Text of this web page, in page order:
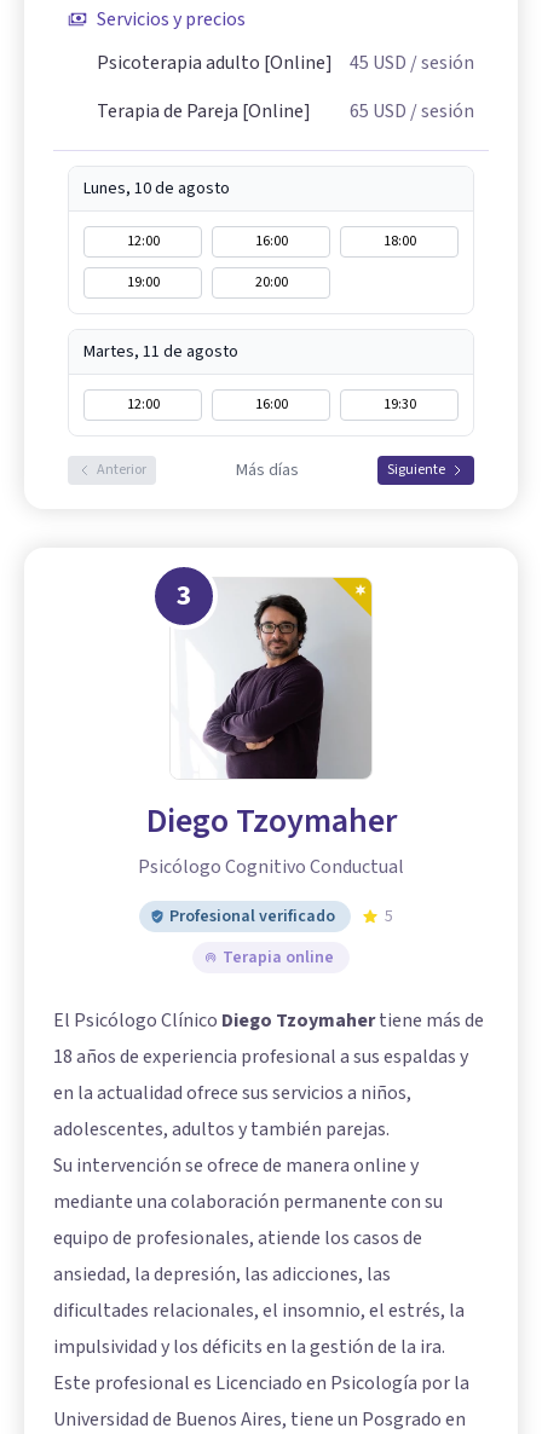
Servicios y precios
Psicoterapia adulto [Online]
45 USD / sesión
Terapia de Pareja [Online]
65 USD / sesión
Lunes, 10 de agosto
12:00 16:00
18:00
19:00
20:00
Martes, 11 de agosto
12:00 16:00 19:30
Anterior Más días Siguiente
3
Diego Tzoymaher
Psicólogo Cognitivo Conductual
Profesional verificado
5
Terapia online
El Psicólogo Clínico Diego Tzoymahertiene más de
18 años de experiencia profesional a sus espaldas y
en la actualidad ofrece sus servicios a niños,
adolescentes, adultos y también parejas.
Su intervención se ofrece de manera online y
mediante una colaboración permanente con su
equipo de profesionales, atiende los casos de
ansiedad, la depresión, las adicciones, las
dificultades relacionales, el insomnio, el estrés, la
impulsividad y los déficits en la gestión de la ira.
Este profesional es Licenciado en Psicología por la
Universidad de Buenos Aires, tiene un Posgrado en